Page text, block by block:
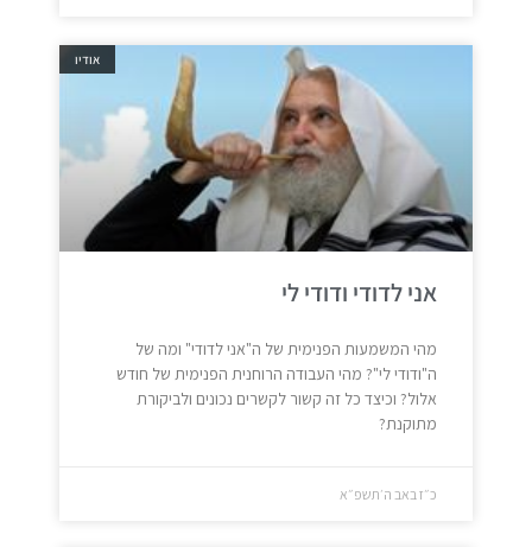
אודיו
אני לדודי ודודי לי
מהי המשמעות הפנימית של ה"אני לדודי" ומה של
ה"ודודי לי"? מהי העבודה הרוחנית הפנימית של חודש
אלול? וכיצד כל זה קשור לקשרים נכונים ולביקורת
מתוקנת?
כ״ז באב ה׳תשפ״א